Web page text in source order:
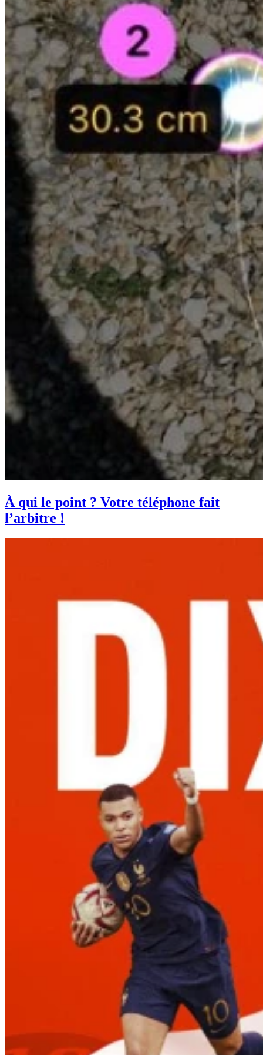
À qui le point ? Votre téléphone fait
l’arbitre !